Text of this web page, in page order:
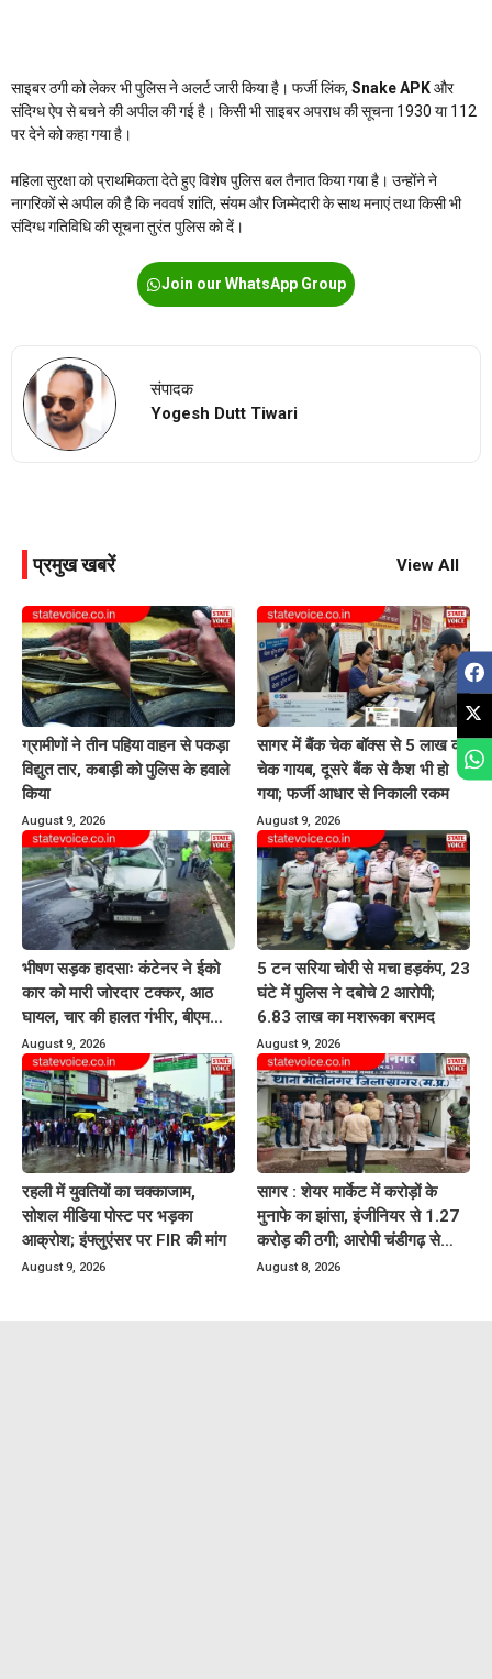
साइबर ठगी को लेकर भी पुलिस ने अलर्ट जारी किया है। फर्जी लिंक, Snake APKऔर
संदिग्ध ऐप से बचने की अपील की गई है। किसी भी साइबर अपराध की सूचना 1930 या 112
पर देने को कहा गया है।
महिला सुरक्षा को प्राथमिकता देते हुए विशेष पुलिस बल तैनात किया गया है। उन्होंने ने
नागरिकों से अपील की है कि नववर्ष शांति, संयम और जिम्मेदारी के साथ मनाएं तथा किसी भी
संदिग्ध गतिविधि की सूचना तुरंत पुलिस को दें।
Join our WhatsApp Group
संपादक
Yogesh Dutt Tiwari
प्रमुख खबरें View All
ग्रामीणों ने तीन पहिया वाहन से पकड़ा
विद्युत तार, कबाड़ी को पुलिस के हवाले
किया
August 9, 2026
सागर में बैंक चेक बॉक्स से 5 लाख का
चेक गायब, दूसरे बैंक से कैश भी हो
गया; फर्जी आधार से निकाली रकम
August 9, 2026
भीषण सड़क हादसाः कंटेनर ने ईको
कार को मारी जोरदार टक्कर, आठ
घायल, चार की हालत गंभीर, बीएमसी
रेफर
August 9, 2026
5 टन सरिया चोरी से मचा हड़कंप, 23
घंटे में पुलिस ने दबोचे 2 आरोपी;
6.83 लाख का मशरूका बरामद
August 9, 2026
रहली में युवतियों का चक्काजाम,
सोशल मीडिया पोस्ट पर भड़का
आक्रोश; इंफ्लुएंसर पर FIR की मांग
August 9, 2026
सागर : शेयर मार्केट में करोड़ों के
मुनाफे का झांसा, इंजीनियर से 1.27
करोड़ की ठगी; आरोपी चंडीगढ़ से
गिरफ्तार
August 8, 2026